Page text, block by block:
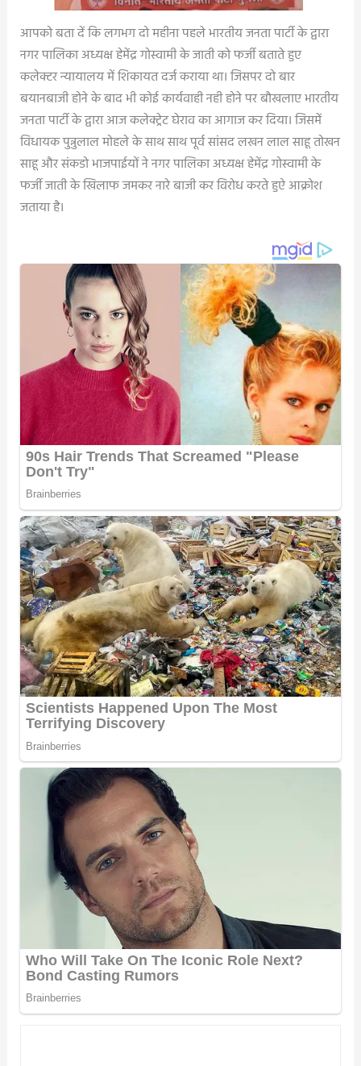
आपको बता दें कि लगभग दो महीना पहले भारतीय जनता पार्टी के द्वारा
नगर पालिका अध्यक्ष हेमेंद्र गोस्वामी के जाती को फर्जी बताते हुए
कलेक्टर न्यायालय में शिकायत दर्ज कराया था। जिसपर दो बार
बयानबाजी होने के बाद भी कोई कार्यवाही नही होने पर बौखलाए भारतीय
जनता पार्टी के द्वारा आज कलेक्ट्रेट घेराव का आगाज कर दिया। जिसमें
विधायक पुन्नुलाल मोहले के साथ साथ पूर्व सांसद लखन लाल साहू तोखन
साहू और संकडो भाजपाईयों ने नगर पालिका अध्यक्ष हेमेंद्र गोस्वामी के
फर्जी जाती के खिलाफ जमकर नारे बाजी कर विरोध करते हुऐ आक्रोश
जताया है।